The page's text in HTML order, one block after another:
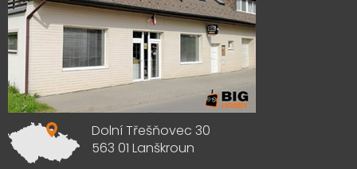
Dolní Třešňovec 30
563 01 Lanškroun